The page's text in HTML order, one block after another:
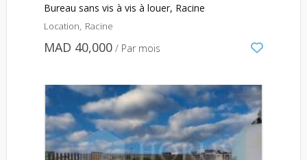
Bureau sans vis à vis à louer, Racine
Location Racine
MAD 40,000 / Par mois